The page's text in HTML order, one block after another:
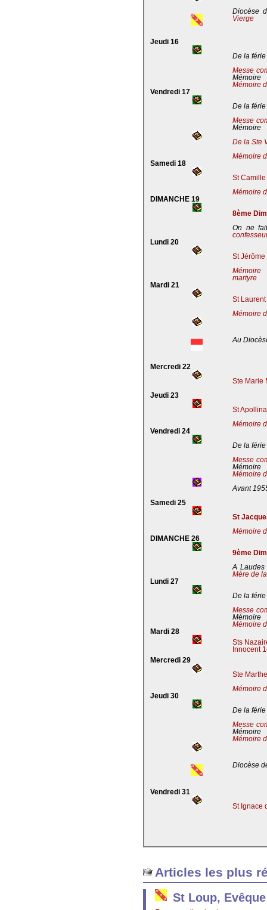
Diocèse
Vierge
Jeudi 16
De la férie
Messe
Mémoire
Mémoire
Vendredi 17
De la férie
Messe
Mémoire
De la Ste
Mémoire
Samedi 18
St
Mémoire
DIMANCHE 19
8ème
On ne
Lundi 20
St
Mémoire
martyre
Mardi 21
St
Mémoire
Au
Mercredi 22
Ste Marie
Jeudi 23
St
Mémoire
Vendredi 24
De la férie
Messe
Mémoire
Mémoire
Avant
Samedi 25
St
Mémoire
DIMANCHE 26
9ème
A
Mère de
Lundi 27
De la férie
Messe
Mémoire
Mémoire
Mardi 28
Sts
Innocent
Mercredi 29
Ste
Mémoire
Jeudi 30
De la férie
Messe
Mémoire
Mémoire
Diocèse
Vendredi 31
St Ignace
Articles les plus
St Loup,